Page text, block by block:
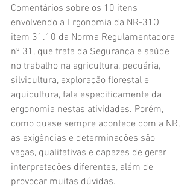
Comentários sobre os 10 itens
envolvendo a Ergonomia da NR-31O
item 31.10 da Norma Regulamentadora
nº 31, que trata da Segurança e saúde
no trabalho na agricultura, pecuária,
silvicultura, exploração florestal e
aquicultura, fala especificamente da
ergonomia nestas atividades. Porém,
como quase sempre acontece com a NR,
as exigências e determinações são
vagas, qualitativas e capazes de gerar
interpretações diferentes, além de
provocar muitas dúvidas.